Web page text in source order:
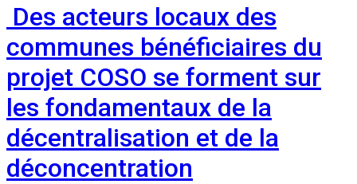
Des acteurs locaux des
communes bénéficiaires du
projet COSO se forment sur
les fondamentaux de la
décentralisation et de la
déconcentration